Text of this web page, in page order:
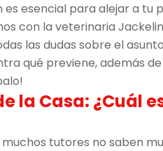
es esencial para alejar a tu
con la veterinaria
las dudas sobre el
qué previene, además
la Casa: ¿Cuál
muchos tutores no saben